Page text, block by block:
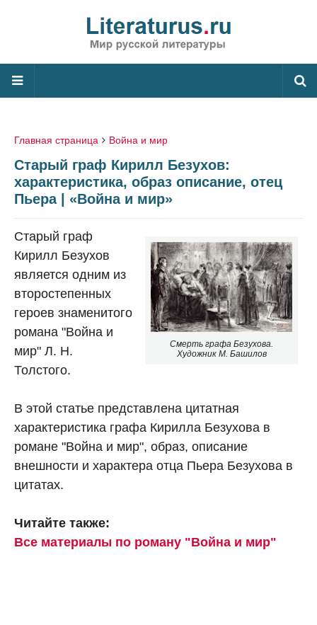
Главная страница Война и мир
Старый граф Кирилл Безухов:
характеристика, образ описание, отец
Пьера | «Война и мир»
Смерть графа Безухова.
Художник М. Башилов
Старый граф
Кирилл Безухов
является одним из
второстепенных
героев знаменитого
романа "Война и
мир" Л. Н.
Толстого.
В этой статье представлена цитатная
характеристика графа Кирилла Безухова в
романе "Война и мир", образ, описание
внешности и характера отца Пьера Безухова в
цитатах.
Читайте также:
Все материалы по роману "Война и мир"